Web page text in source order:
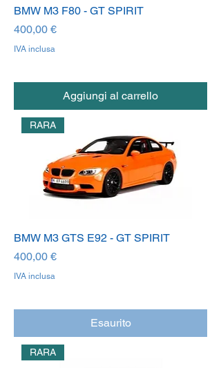
BMW M3 F80 - GT SPIRIT
Prezzo
400,00 €
IVA inclusa
Aggiungi al carrello
RARA
BMW M3 GTS E92 - GT SPIRIT
Prezzo
400,00 €
IVA inclusa
Esaurito
RARA